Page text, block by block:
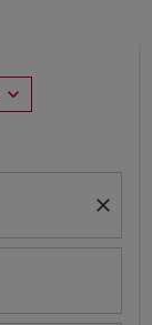
expand_more
close